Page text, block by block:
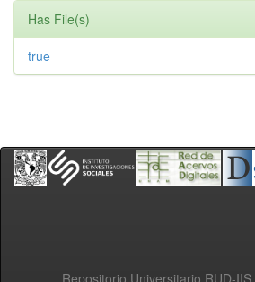
Has File(s)
true
Repositorio Universitario RUD-IIS